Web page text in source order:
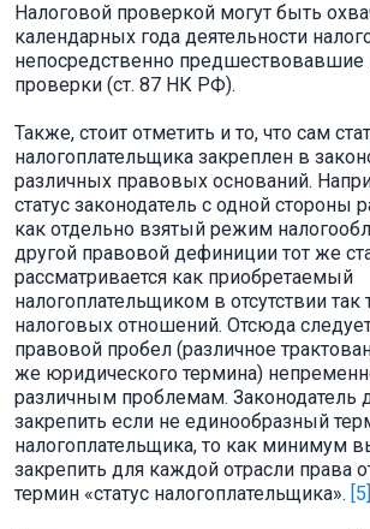
Налоговой проверкой могут быть
календар­ных года деятельности
непосредственно предшествовавшие
про­верки (ст. 87 НК РФ).
Также, стоит отметить и то, что сам
налогоплательщика закреплен в
различных правовых оснований.
статус законодатель с одной стороны
как отдельно взятый режим
другой правовой дефиниции тот же
рассматривается как приобретаемый
налогоплательщиком в отсутствии так
налоговых отношений. Отсюда
правовой пробел (различное
же юридического термина)
различным проблемам. Законодатель
закрепить если не единообразный
налогоплательщика, то как минимум
закрепить для каждой отрасли права
термин «статус налогоплательщика». [5]